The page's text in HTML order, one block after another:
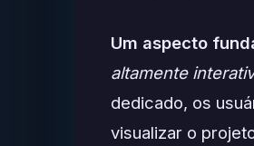
Um aspecto
altamente
dedicado, os
visualizar o